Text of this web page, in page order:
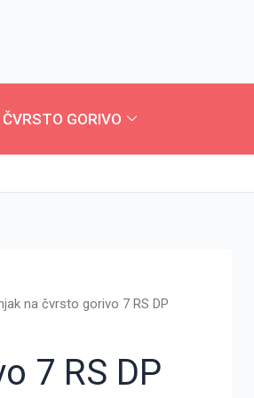
GORIVO
na čvrsto gorivo 7 RS DP
7 RS DP
RSD.